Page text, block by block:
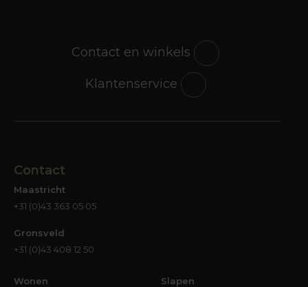
Contact en winkels
Klantenservice
Contact
Maastricht
+31 (0)43 363 05 05
Gronsveld
+31 (0)43 408 12 50
Wonen
Slapen